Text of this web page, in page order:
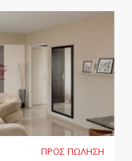
ΠΡΟΣ ΠΏΛΗΣΗ